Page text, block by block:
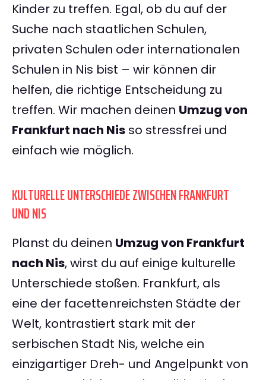
Kinder zu treffen. Egal, ob du auf der
Suche nach staatlichen Schulen,
privaten Schulen oder internationalen
Schulen in Nis bist – wir können dir
helfen, die richtige Entscheidung zu
treffen. Wir machen deinen Umzug von
Frankfurt nach Nis so stressfrei und
einfach wie möglich.
KULTURELLE UNTERSCHIEDE ZWISCHEN FRANKFURT
UND NIS
Planst du deinen Umzug von Frankfurt
nach Nis, wirst du auf einige kulturelle
Unterschiede stoßen. Frankfurt, als
eine der facettenreichsten Städte der
Welt, kontrastiert stark mit der
serbischen Stadt Nis, welche ein
einzigartiger Dreh- und Angelpunkt von